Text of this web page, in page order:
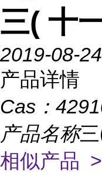
三( 十
2019-08-24
产品详情
Cas：
产品名称
相似产品 >